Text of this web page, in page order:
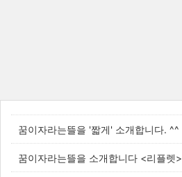
꿈이자라는뜰을 '짧게' 소개합니다. ^^
꿈이자라는뜰을 소개합니다 <리플렛>